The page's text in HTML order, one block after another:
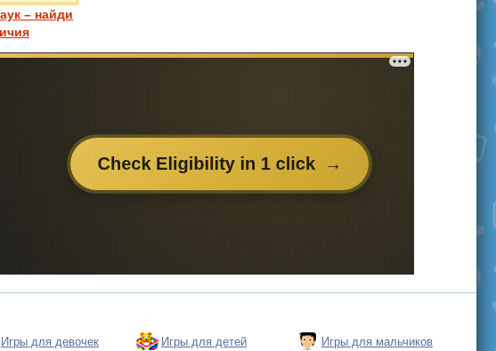
– найди
Игры для девочек Игры для детей
Игры для мальчиков